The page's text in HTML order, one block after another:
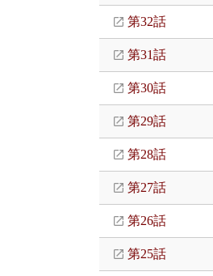
第32話
第31話
第30話
第29話
第28話
第27話
第26話
第25話